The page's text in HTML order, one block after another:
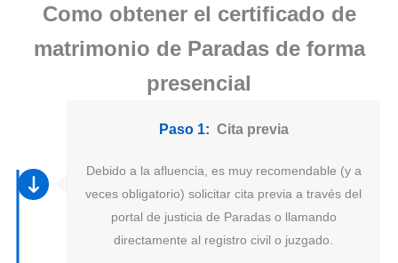
Como obtener el certificado de
matrimonio de Paradas de forma
presencial
Paso 1: Cita previa
Debido a la afluencia, es muy recomendable (y a
veces obligatorio) solicitar cita previa a través del
portal de justicia de Paradas o llamando
directamente al registro civil o juzgado.